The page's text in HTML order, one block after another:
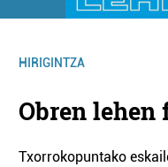
HIRIGINTZA
Obren lehen
Txorrokopuntako